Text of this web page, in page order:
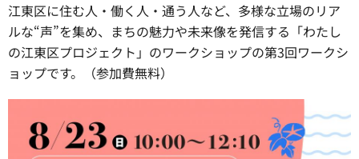
江東区に住む人・働く人・通う人など、多様な立場のリア
ルな“声”を集め、まちの魅力や未来像を発信する「わたし
の江東区プロジェクト」のワークショップの第3回ワークシ
ョップです。（参加費無料）